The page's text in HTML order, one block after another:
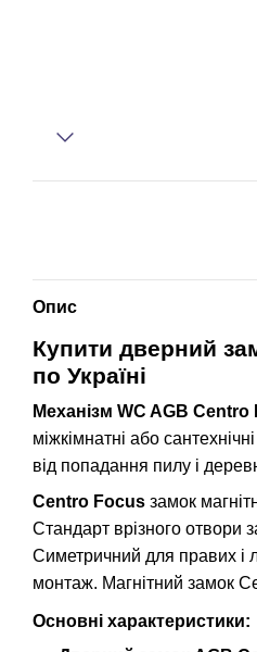
Опис
Купити дверний
по Україні
Механізм WC AGB Centro
міжкімнатні або
від попадання пилу і
Centro Focus замок
Стандарт врізного отвори
Симетричний для правих і
монтаж. Магнітний замок
Основні характеристики: